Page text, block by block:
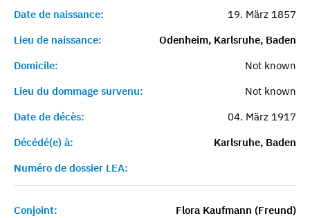
Date de naissance:
19. März 1857
Lieu de naissance:
Odenheim, Karlsruhe, Baden
Domicile:
Not known
Lieu du dommage survenu:
Not known
Date de décès:
04. März 1917
Décédé(e) à:
Karlsruhe, Baden
Numéro de dossier LEA:
Conjoint:
Flora Kaufmann (Freund)